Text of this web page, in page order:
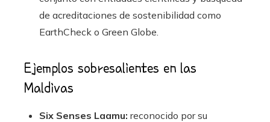
de acreditaciones de sostenibilidad como
EarthCheck o Green Globe.
Ejemplos sobresalientes en las
Maldivas
Six Senses Laamu: reconocido por su